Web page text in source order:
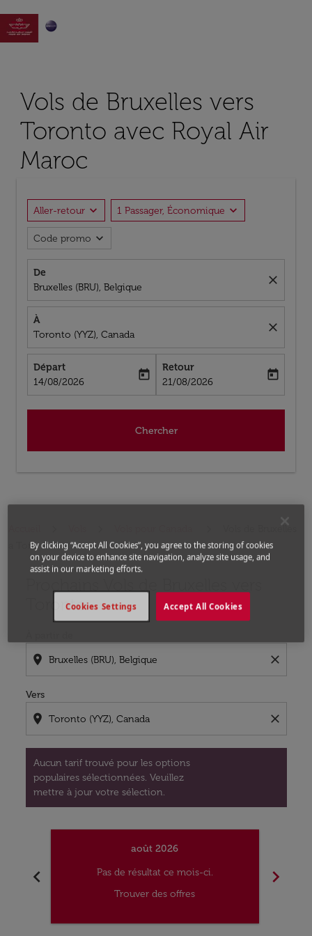

Vols de Bruxelles vers
Toronto avec Royal Air
Maroc
Aller-retour expand_more 1 Passager, Économique expand_more
Code promo expand_more
De
Bruxelles (BRU), Belgique
close
À
Toronto (YYZ), Canada
close
Départ
fc-booking-departure-date-aria-label
14/08/2026
today
Retour
fc-booking-return-date-aria-label
21/08/2026
today
Chercher
Vols de Bruxelles
a Toronto
Toronto
location_on close
Vers
location_on close
Aucun tarif trouvé pour les options
populaires sélectionnées. Veuillez
mettre à jour votre sélection.
chevron_left
août 2026
Pas de résultat ce mois-ci.
Trouver des offres
chevron_right
By clicking “Accept All Cookies”, you agree to the storing of cookies
on your device to enhance site navigation, analyze site usage, and
assist in our marketing efforts.
Accept All Cookies
Cookies Settings